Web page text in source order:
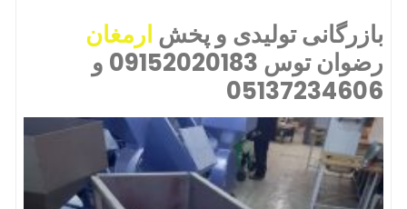
بازرگانی تولیدی و پخش ارمغان
رضوان توس 09152020183 و
05137234606